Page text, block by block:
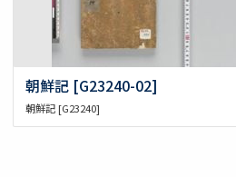
朝鮮記 [G23240-02]
朝鮮記 [G23240]